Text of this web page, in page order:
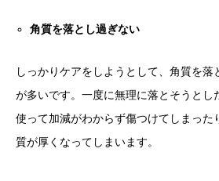
角質を落とし過ぎない
しっかりケアをしようとして、角質を落
が多いです。一度に無理に落とそうとし
使って加減がわからず傷つけてしまった
質が厚くなってしまいます。